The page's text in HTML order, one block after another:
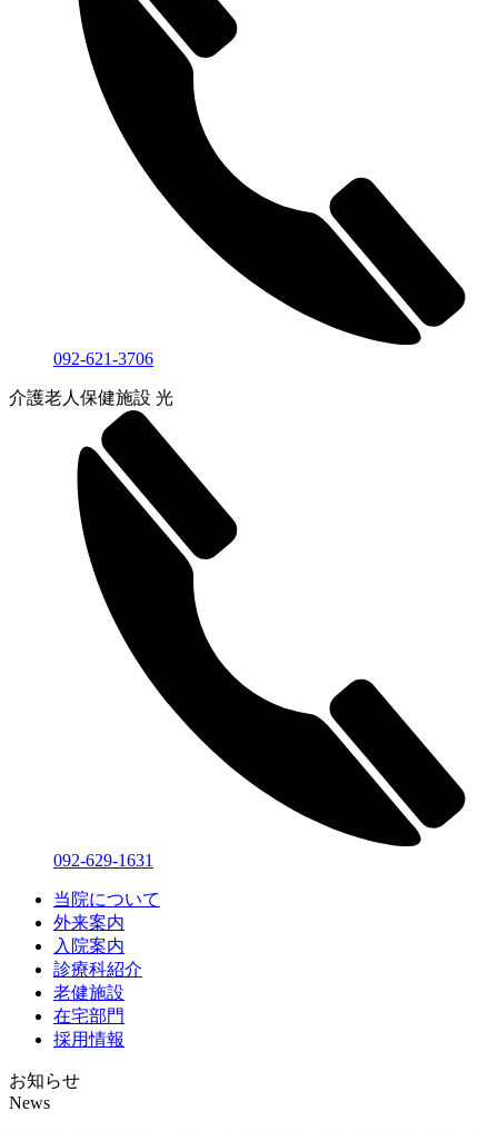
092-621-3706
介護老人保健施設 光
092-629-1631
当院について
外来案内
入院案内
診療科紹介
老健施設
在宅部門
採用情報
お知らせ
News